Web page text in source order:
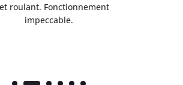
roulant. Fonctionnement
impeccable.